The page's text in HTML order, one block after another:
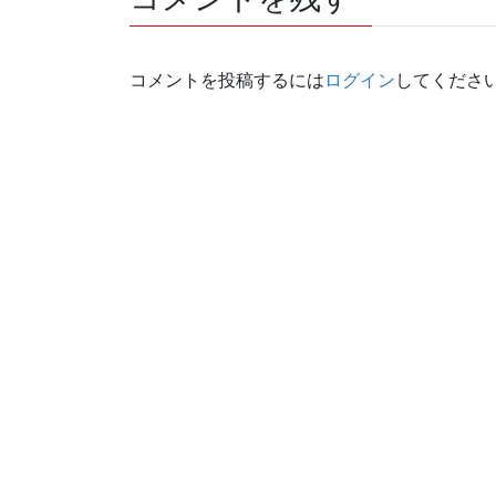
コメントを投稿するには ログイン してくださ